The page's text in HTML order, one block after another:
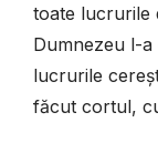
toate lucrurile
Dumnezeu l-
lucrurile
făcut cortul,